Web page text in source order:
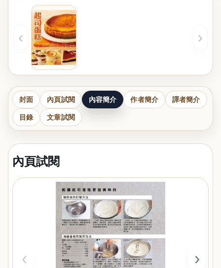
‹ ›
封面 內頁試閱 內容簡介 作者簡介 譯者簡介
目錄 文章試閱
內頁試閱
‹ ›